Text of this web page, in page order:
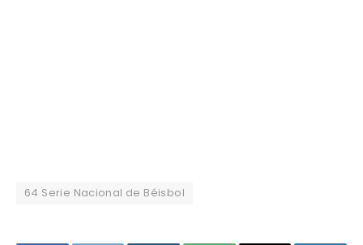
64 Serie Nacional de Béisbol